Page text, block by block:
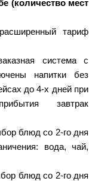
(количество мест
тариф
система с
напитки без
до 4-х дней при
завтрак
блюд со 2-го дня
вода, чай,
блюд со 2-го дня